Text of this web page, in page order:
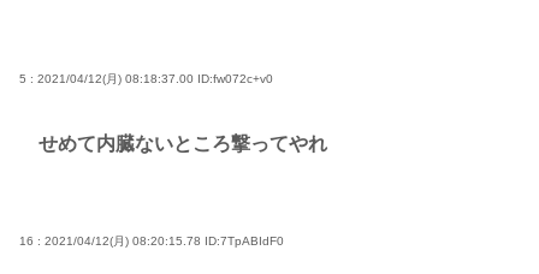
5 : 2021/04/12(月) 08:18:37.00 ID:fw072c+v0
せめて内臓ないところ撃ってやれ
16 : 2021/04/12(月) 08:20:15.78 ID:7TpABIdF0